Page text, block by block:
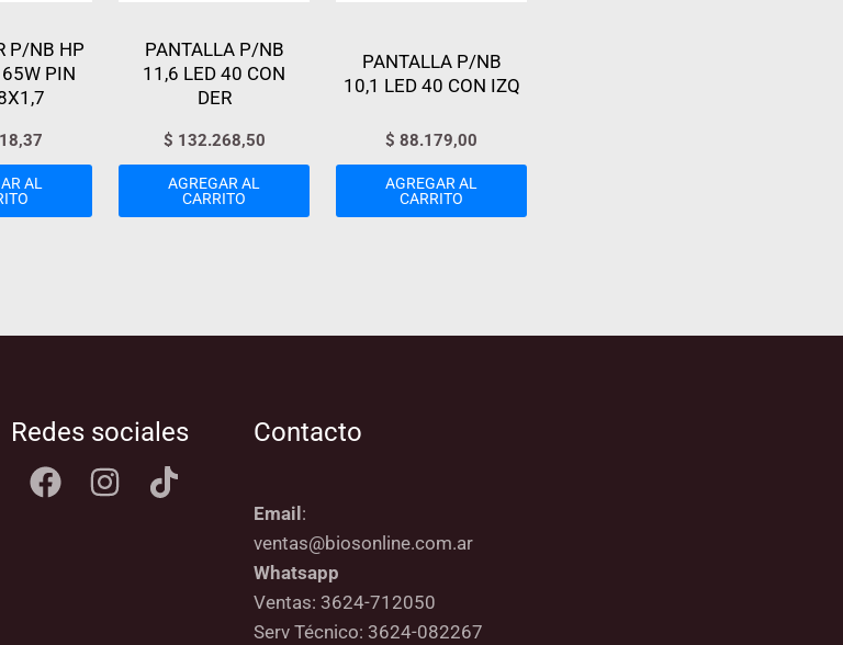
P/NB HP
PIN
AL
PANTALLA P/NB
11,6 LED 40 CON
DER
$ 132.268,50
AGREGAR AL
CARRITO
PANTALLA P/NB
10,1 LED 40 CON IZQ
$ 88.179,00
AGREGAR AL
CARRITO
Redes sociales Contacto
Email :
ventas@biosonline.com.ar
Whatsapp
Ventas: 3624-712050
Serv Técnico: 3624-082267